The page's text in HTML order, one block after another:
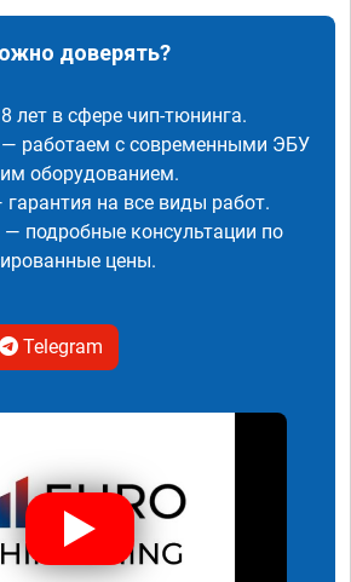
доверять?
лет в сфере чип-тюнинга.
— работаем с современными ЭБУ
оборудованием.
на все виды работ.
— подробные консультации по
цены.
Telegram